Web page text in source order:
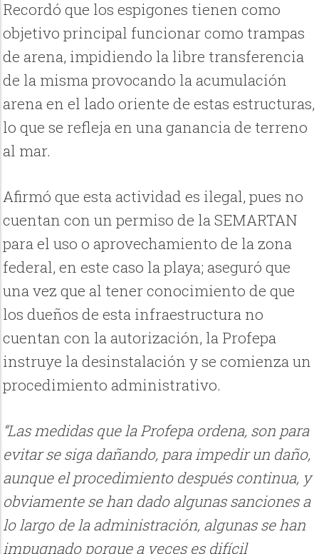
Recordó que los espigones tienen como
objetivo principal funcionar como trampas
de arena, impidiendo la libre transferencia
de la misma provocando la acumulación
arena en el lado oriente de estas estructuras,
lo que se refleja en una ganancia de terreno
al mar.
Afirmó que esta actividad es ilegal, pues no
cuentan con un permiso de la SEMARTAN
para el uso o aprovechamiento de la zona
federal, en este caso la playa; aseguró que
una vez que al tener conocimiento de que
los dueños de esta infraestructura no
cuentan con la autorización, la Profepa
instruye la desinstalación y se comienza un
procedimiento administrativo.
“Las medidas que la Profepa ordena, son para
evitar se siga dañando, para impedir un daño,
aunque el procedimiento después continua, y
obviamente se han dado algunas sanciones a
lo largo de la administración, algunas se han
impugnado porque a veces es difícil